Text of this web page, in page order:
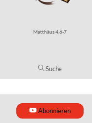
Matthäus 4,6-7
Suche
Abonnieren